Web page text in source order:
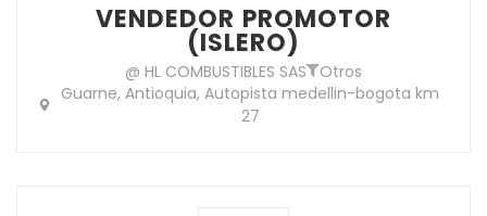
VENDEDOR PROMOTOR
(ISLERO)
@ HL COMBUSTIBLES SAS
Otros
Guarne, Antioquia, Autopista medellin-bogota km
27